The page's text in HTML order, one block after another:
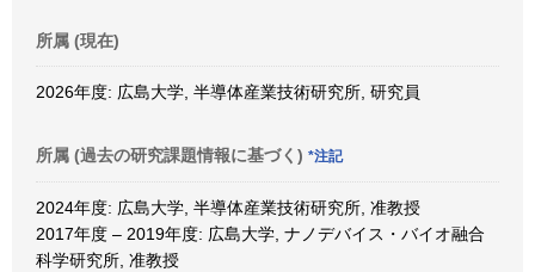
所属 (現在)
2026年度: 広島大学, 半導体産業技術研究所, 研究員
所属 (過去の研究課題情報に基づく) *注記
2024年度: 広島大学, 半導体産業技術研究所, 准教授
2017年度 – 2019年度: 広島大学, ナノデバイス・バイオ融合
科学研究所, 准教授